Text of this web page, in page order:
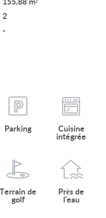
2
-
Parking Cuisine
intégrée
Terrain de
golf
Près de
l'eau